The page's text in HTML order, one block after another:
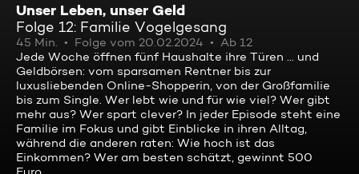
Unser Leben, unser Geld
Folge 12: Familie Vogelgesang
45 Min. Folge vom 20.02.2024
Ab 12
Jede Woche öffnen fünf Haushalte ihre Türen ... und
Geldbörsen: vom sparsamen Rentner bis zur
luxusliebenden Online-Shopperin, von der Großfamilie
bis zum Single. Wer lebt wie und für wie viel? Wer gibt
mehr aus? Wer spart clever? In jeder Episode steht eine
Familie im Fokus und gibt Einblicke in ihren Alltag,
während die anderen raten: Wie hoch ist das
Einkommen? Wer am besten schätzt, gewinnt 500